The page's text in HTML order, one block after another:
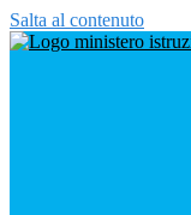
Salta al contenuto